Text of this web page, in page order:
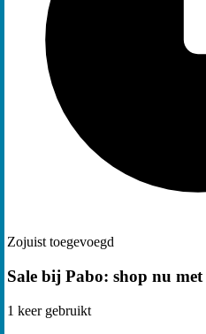
Zojuist toegevoegd
Sale bij Pabo: shop nu met
1 keer gebruikt